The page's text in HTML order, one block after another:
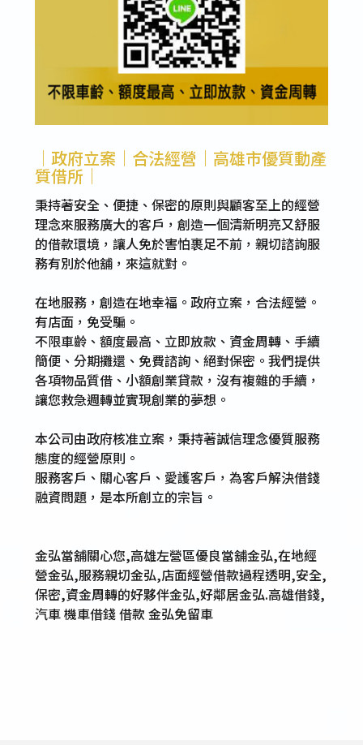
｜政府立案｜合法經營｜高雄市優質動產
質借所｜
秉持著安全、便捷、保密的原則與顧客至上的經營
理念來服務廣大的客戶，創造一個清新明亮又舒服
的借款環境，讓人免於害怕裹足不前，親切諮詢服
務有別於他舖，來這就對。
在地服務，創造在地幸福。政府立案，合法經營。
有店面，免受騙。
不限車齡、額度最高、立即放款、資金周轉、手續
簡便、分期攤還、免費諮詢、絕對保密。我們提供
各項物品質借、小額創業貸款，沒有複雜的手續，
讓您救急週轉並實現創業的夢想。
本公司由政府核准立案，秉持著誠信理念優質服務
態度的經營原則。
服務客戶、關心客戶、愛護客戶，為客戶解決借錢
融資問題，是本所創立的宗旨。
金弘當舖關心您,高雄左營區優良當舖金弘,在地經
營金弘,服務親切金弘,店面經營借款過程透明,安全,
保密,資金周轉的好夥伴金弘,好鄰居金弘.高雄借錢,
汽車 機車借錢 借款 金弘免留車